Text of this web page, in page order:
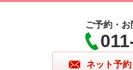
ご予約・
ネット予約